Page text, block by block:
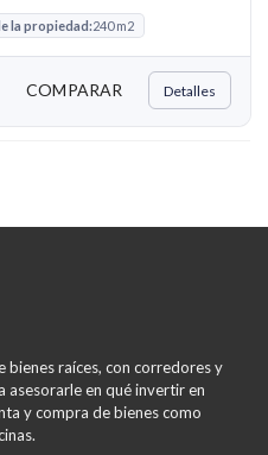
la propiedad:240 m2
COMPARAR Detalles
bienes raíces, con corredores y
asesorarle en qué invertir en
y compra de bienes como